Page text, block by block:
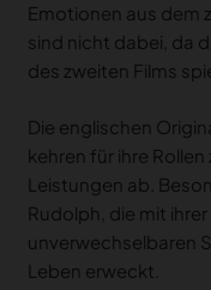
Emotionen aus dem
sind nicht dabei, da
des zweiten Films
Die englischen
kehren für ihre
Leistungen ab.
Rudolph, die mit
unverwechselbaren
Leben erweckt.